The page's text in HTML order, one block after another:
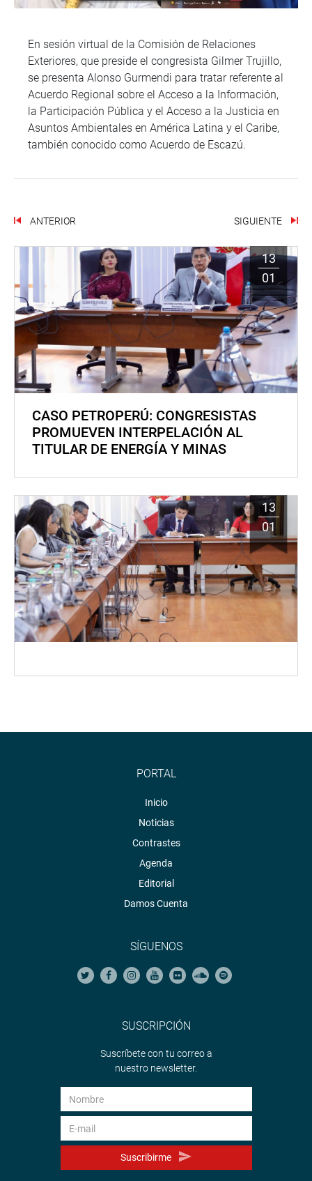
En sesión virtual de la Comisión de Relaciones
Exteriores, que preside el congresista Gilmer Trujillo,
se presenta Alonso Gurmendi para tratar referente al
Acuerdo Regional sobre el Acceso a la Información,
la Participación Pública y el Acceso a la Justicia en
Asuntos Ambientales en América Latina y el Caribe,
también conocido como Acuerdo de Escazú.
ANTERIOR SIGUIENTE
13
01
CASO PETROPERÚ: CONGRESISTAS
PROMUEVEN INTERPELACIÓN AL
TITULAR DE ENERGÍA Y MINAS
13
01
PORTAL
Inicio
Noticias
Contrastes
Agenda
Editorial
Damos Cuenta
SÍGUENOS
SUSCRIPCIÓN
Suscríbete con tu correo a
nuestro newsletter.
Suscribirme